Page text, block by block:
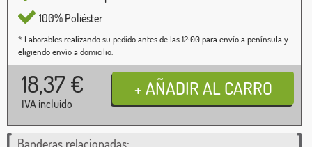
100% Poliéster
* Laborables realizando su pedido antes de las 12:00 para envío a península y
eligiendo envío a domicilio.
18,37 €
IVA incluido
Banderas relacionadas: